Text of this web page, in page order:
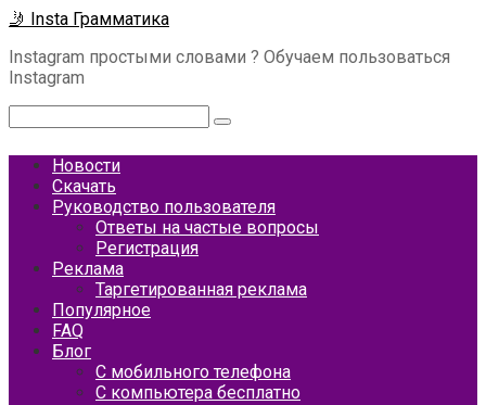
Перейти
контенту
🤳 Insta Грамматика
Instagram простыми словами ? Обучаем пользоваться
Instagram
Новости
Скачать
Руководство пользователя
Ответы на частые вопросы
Регистрация
Реклама
Таргетированная реклама
Популярное
FAQ
Блог
С мобильного телефона
С компьютера бесплатно